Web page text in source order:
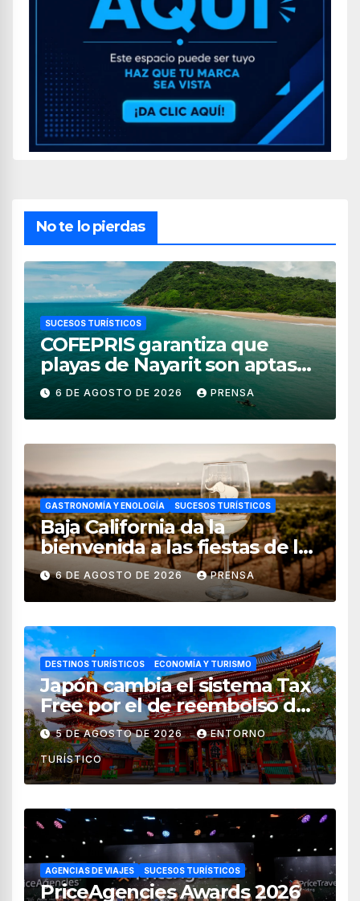
No te lo pierdas
SUCESOS TURÍSTICOS
COFEPRIS garantiza que
playas de Nayarit son aptas
para uso recreativo
6 DE AGOSTO DE 2026 PRENSA
GASTRONOMÍA Y ENOLOGÍA SUCESOS TURÍSTICOS
Baja California da la
bienvenida a las fiestas de la
vendimia 2026
6 DE AGOSTO DE 2026 PRENSA
DESTINOS TURÍSTICOS ECONOMÍA Y TURISMO
Japón cambia el sistema Tax
Free por el de reembolso de
impuestos desde noviembre
de 2026
5 DE AGOSTO DE 2026 ENTORNO
TURÍSTICO
AGENCIAS DE VIAJES SUCESOS TURÍSTICOS
PriceAgencies Awards 2026